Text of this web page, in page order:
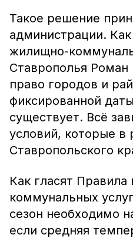
Такое решение
администрации.
жилищно-
Ставрополья
право городов и
фиксированной
существует. Всё
условий, которые в
Ставропольского
Как гласят Правила
коммунальных
сезон необходимо
если средняя